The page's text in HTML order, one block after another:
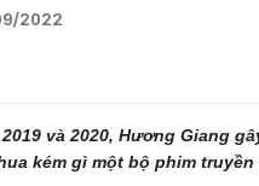
2022
và 2020, Hương Giang
kém gì một bộ phim truyền